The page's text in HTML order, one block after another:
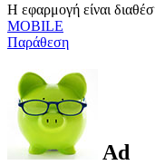
H εφαρμογή είναι
MOBILE
Παράθεση
Ad